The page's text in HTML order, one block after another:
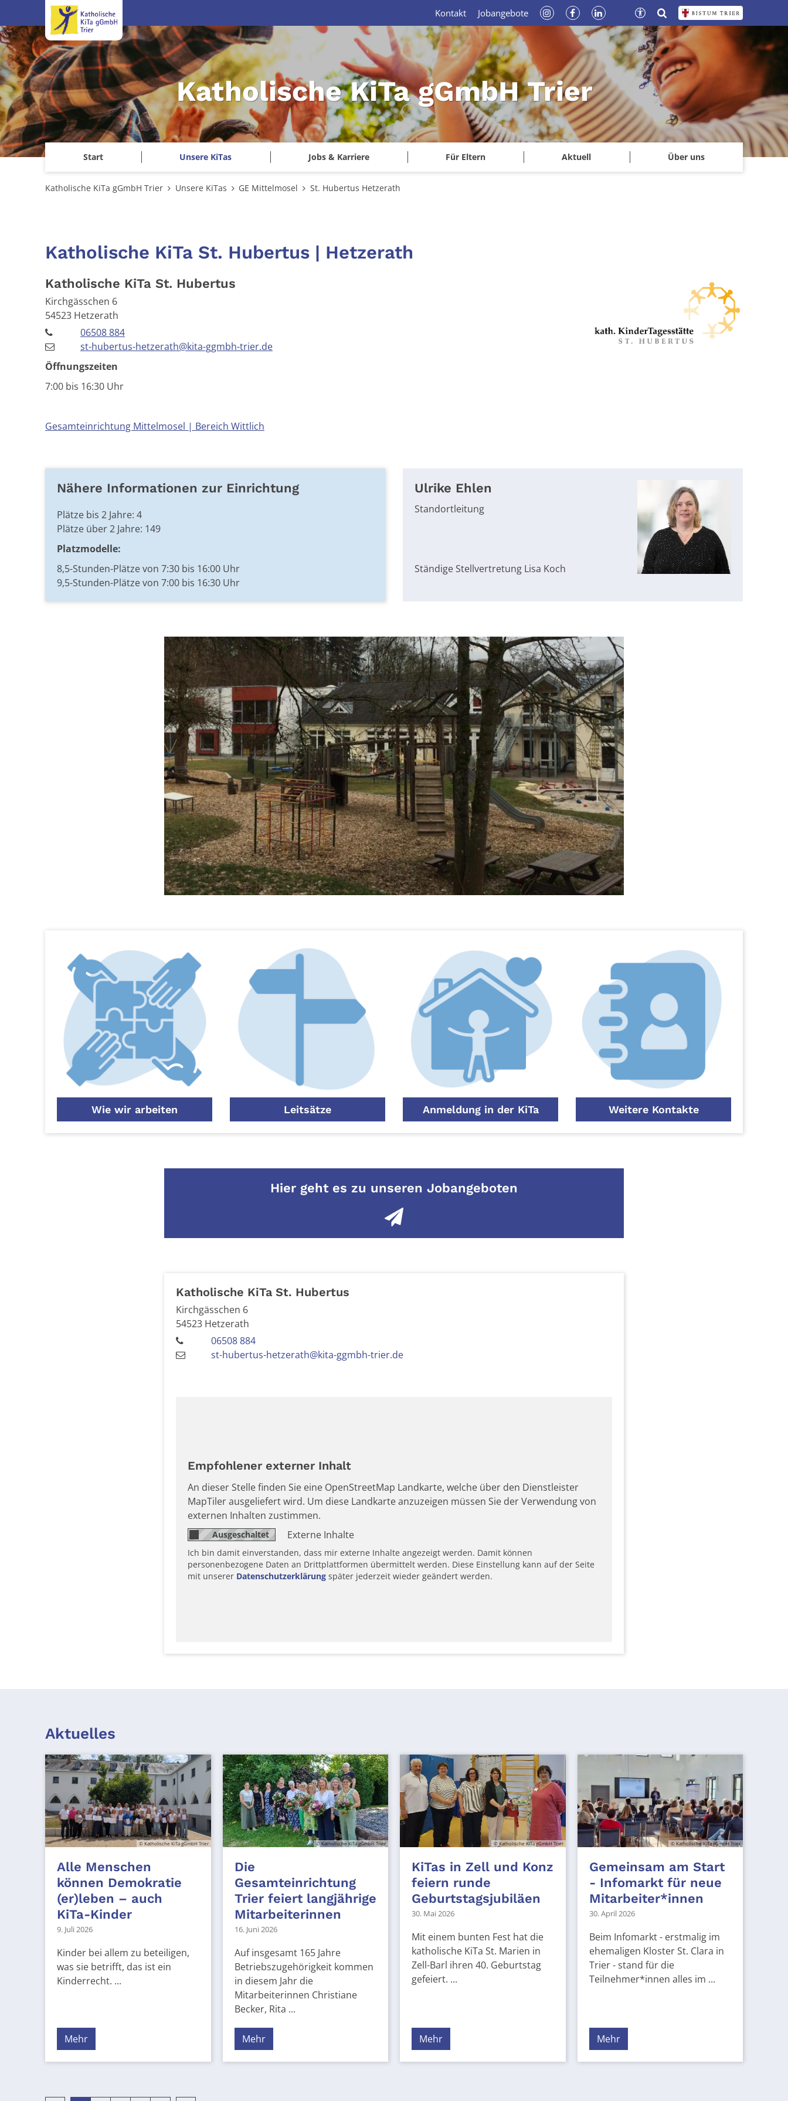
Zum Inhalt springen
Katholische KiTa gGmbH Trier
Start Unsere KiTas Jobs & Karriere Für Eltern Aktuell Über uns
Kontakt Jobangebote
Katholische KiTa gGmbH Trier Unsere KiTas GE Mittelmosel St. Hubertus Hetzerath
Katholische KiTa St. Hubertus | Hetzerath
Katholische KiTa St. Hubertus
Kirchgässchen 6
54523 Hetzerath
06508 884
st-hubertus-hetzerath@kita-ggmbh-trier.de
Öffnungszeiten
7:00 bis 16:30 Uhr
Gesamteinrichtung Mittelmosel | Bereich Wittlich
Nähere Informationen zur Einrichtung
Plätze bis 2 Jahre: 4
Plätze über 2 Jahre: 149
Platzmodelle:
8,5-Stunden-Plätze von 7:30 bis 16:00 Uhr
9,5-Stunden-Plätze von 7:00 bis 16:30 Uhr
Ulrike Ehlen
Standortleitung
Ständige Stellvertretung Lisa Koch
Wie wir arbeiten Leitsätze Anmeldung in der KiTa Weitere Kontakte
Hier geht es zu unseren Jobangeboten
Katholische KiTa St. Hubertus
Kirchgässchen 6
54523 Hetzerath
06508 884
st-hubertus-hetzerath@kita-ggmbh-trier.de
Empfohlener externer Inhalt
An dieser Stelle finden Sie eine OpenStreetMap Landkarte, welche über den Dienstleister
MapTiler ausgeliefert wird. Um diese Landkarte anzuzeigen müssen Sie der Verwendung von
externen Inhalten zustimmen.
Externe Inhalte
Ich bin damit einverstanden, dass mir externe Inhalte angezeigt werden. Damit können
personenbezogene Daten an Drittplattformen übermittelt werden. Diese Einstellung kann auf der Seite
mit unserer Datenschutzerklärung später jederzeit wieder geändert werden.
Aktuelles
© Katholische KiTa gGmbH Trier
Alle Menschen
können Demokratie
(er)leben – auch
KiTa-Kinder
9. Juli 2026
Kinder bei allem zu beteiligen,
was sie betrifft, das ist ein
Kinderrecht. ...
Mehr
© Katholische KiTa gGmbH Trier
Die
Gesamteinrichtung
Trier feiert langjährige
Mitarbeiterinnen
16. Juni 2026
Auf insgesamt 165 Jahre
Betriebszugehörigkeit kommen
in diesem Jahr die
Mitarbeiterinnen Christiane
Becker, Rita ...
Mehr
© Katholische KiTa gGmbH Trier
KiTas in Zell und Konz
feiern runde
Geburtstagsjubiläen
30. Mai 2026
Mit einem bunten Fest hat die
katholische KiTa St. Marien in
Zell-Barl ihren 40. Geburtstag
gefeiert. ...
Mehr
© Katholische KiTa gGmbH Trier
Gemeinsam am Start
- Infomarkt für neue
Mitarbeiter*innen
30. April 2026
Beim Infomarkt - erstmalig im
ehemaligen Kloster St. Clara in
Trier - stand für die
Teilnehmer*innen alles im ...
Mehr